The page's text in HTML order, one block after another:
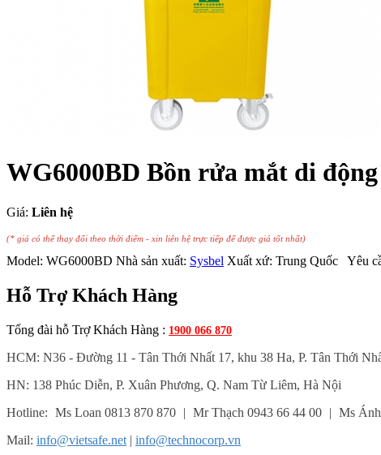
WG6000BD Bồn rửa mắt di
Giá: Liên hệ
(* giá có thể thay đổi theo thời điểm - xin liên hệ trực tiếp để được giá tốt nhất)
Model: WG6000BD Nhà sản xuất: Sysbel Xuất xứ: Trung Quốc Yêu
Hỗ Trợ Khách Hàng
Tổng đài hỗ Trợ Khách Hàng : 1900 066 870
HCM: N36 - Đường 11 - Tân Thới Nhất 17, khu 38 Ha, P. Tân Thới
HN: 138 Phúc Diễn, P. Xuân Phương, Q. Nam Từ Liêm, Hà Nội
Hotline: Ms Loan 0813 870 870 | Mr Thạch 0943 66 44 00 | Ms
Mail: info@vietsafe.net | info@technocorp.vn